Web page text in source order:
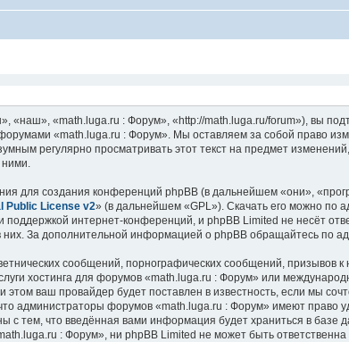
«math.luga.ru : Форум», «http://math.luga.ru/forum»), вы
«math.luga.ru : Форум». Мы оставляем за собой право
регулярно просматривать этот текст на предмет
для создания конференций phpBB (в дальнейшем «они»,
Public License v2» (в дальнейшем «GPL»). Скачать его можно по
поддержкой интернет-конференций, и phpBB Limited не несёт
За дополнительной информацией о phpBB обращайтесь по
сообщений, порнографических сообщений, призывов
хостинга для форумов «math.luga.ru : Форум» или
ваш провайдер будет поставлен в известность, если мы
администраторы форумов «math.luga.ru : Форум» имеют право
с тем, что введённая вами информация будет храниться в
: Форум», ни phpBB Limited не может быть ответственна